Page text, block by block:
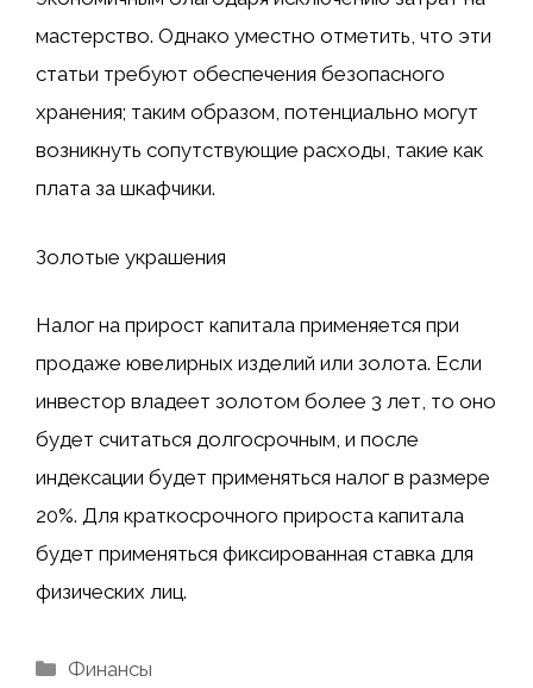
мастерство. Однако уместно отметить, что эти
статьи требуют обеспечения безопасного
хранения; таким образом, потенциально могут
возникнуть сопутствующие расходы, такие как
плата за шкафчики.
Золотые украшения
Налог на прирост капитала применяется при
продаже ювелирных изделий или золота. Если
инвестор владеет золотом более 3 лет, то оно
будет считаться долгосрочным, и после
индексации будет применяться налог в размере
20%. Для краткосрочного прироста капитала
будет применяться фиксированная ставка для
физических лиц.
Рубрики
Финансы